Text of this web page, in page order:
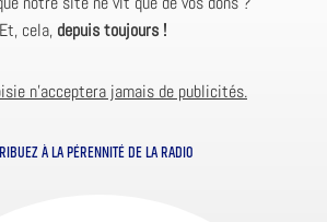
Et, cela, depuis toujours !
n’acceptera jamais de publicités.
À LA PÉRENNITÉ DE LA RADIO